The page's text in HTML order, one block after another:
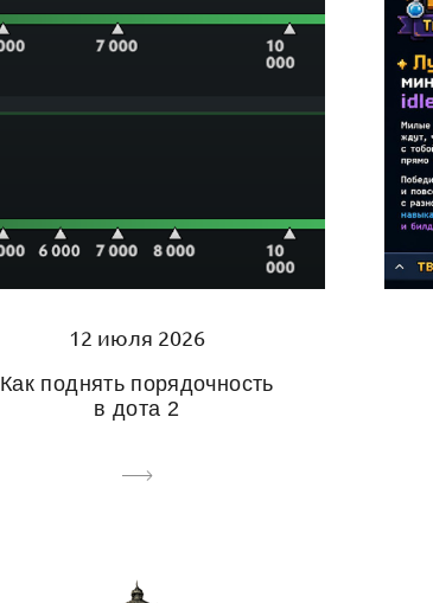
12 июля 2026
Как поднять порядочность
в дота 2